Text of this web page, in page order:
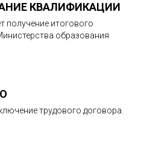
КВАЛИФИКАЦИИ
получение итогового
образования
трудового договора.